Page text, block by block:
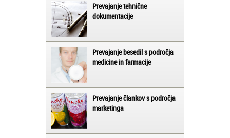
Prevajanje tehnične
dokumentacije
Prevajanje besedil s področja
medicine in farmacije
Prevajanje člankov s področja
marketinga